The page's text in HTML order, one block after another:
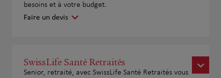
besoins et à votre budget.
Faire un devis
SwissLife Santé Retraités
Senior, retraité, avec SwissLife Santé Retraités vous